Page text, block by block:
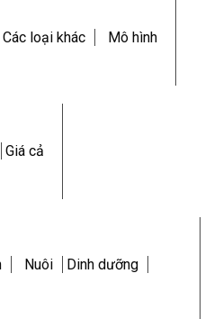
Các loại khác Mô hình
Giá cả
Nuôi Dinh dưỡng